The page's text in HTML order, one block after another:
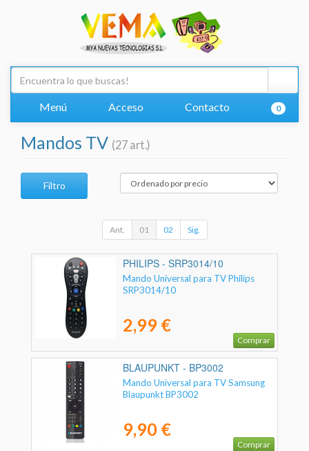
Menú Acceso Contacto 0
Mandos TV (27 art.)
Filtro
Ant. 01 02 Sig.
PHILIPS - SRP3014/10
Mando Universal para TV Philips
SRP3014/10
2,99 €
Comprar
BLAUPUNKT - BP3002
Mando Universal para TV Samsung
Blaupunkt BP3002
9,90 €
Comprar